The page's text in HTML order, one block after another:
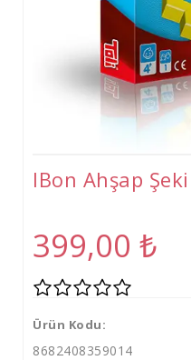
Gelişim Atölyeleri (2-6
Beceri Atölyeleri(5-12 Yaş)
IBon Ahşap
399,00 ₺
Ürün Kodu:
8682408359014